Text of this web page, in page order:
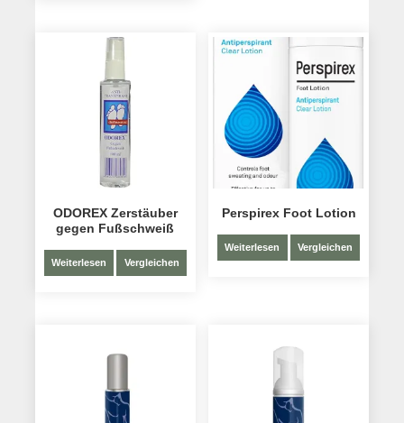
ODOREX Zerstäuber
gegen Fußschweiß
Weiterlesen Vergleichen
Perspirex Foot Lotion
Weiterlesen Vergleichen